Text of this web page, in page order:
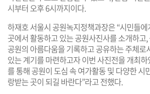
시부터 오후 6시까지이다.
하재호 서울시 공원녹지정책과장은 “시민들
곳에서 활동하고 있는 공원사진사를 소개하고
공원의 아름다움을 기록하고 공유하는 주체로
있는 계기를 마련하고자 이번 사진전을 개최하
를 통해 공원이 도심 속 여가활동 및 다양한 시
랑받는 곳이 되길 바란다”라고 전했다.